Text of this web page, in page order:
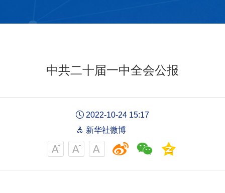
中共二十届一中全会公报
2022-10-24 15:17
新华社微博